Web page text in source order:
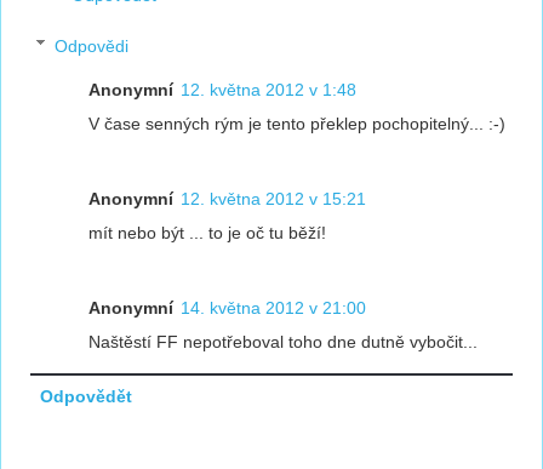
Odpovědi
Anonymní 12. května 2012 v 1:48
V čase senných rým je tento překlep pochopitelný... :-)
Anonymní 12. května 2012 v 15:21
mít nebo být ... to je oč tu běží!
Anonymní 14. května 2012 v 21:00
Naštěstí FF nepotřeboval toho dne dutně vybočit...
Odpovědět